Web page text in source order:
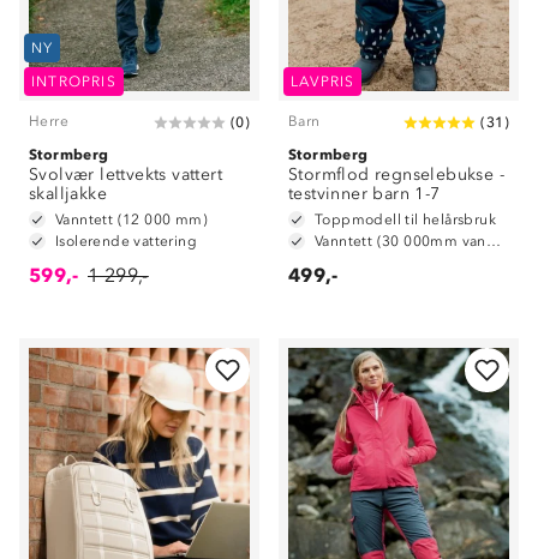
NY
INTROPRIS
Herre (0)
Stormberg
Svolvær lettvekts vattert
skalljakke
Vanntett (12 000 mm)
Isolerende vattering
599,- 1 299,-
LAVPRIS
Barn (31 )
Stormberg
Stormflod regnselebukse -
testvinner barn 1-7
Toppmodell til helårsbruk
Vanntett (30 000mm vannsøyle)
499,-